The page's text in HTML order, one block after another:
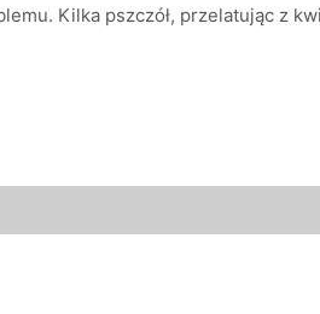
Kilka pszczół, przelatując z